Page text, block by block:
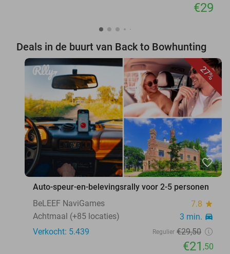
€29
Deals in de buurt van Back to Bowhunting
27%
favorite_border
Auto-speur-en-belevingsrally voor 2-5 personen
BeLEEF NaviGames
7.8 star
Achtmaal (+85 locaties) 3 min. directions_car
Verkocht: 5.439 Regulier €29,50
€21 ,50